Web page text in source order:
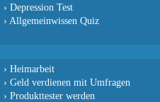
› Depression Test
› Allgemeinwissen Quiz
› Heimarbeit
› Geld verdienen mit Umfragen
› Produkttester werden